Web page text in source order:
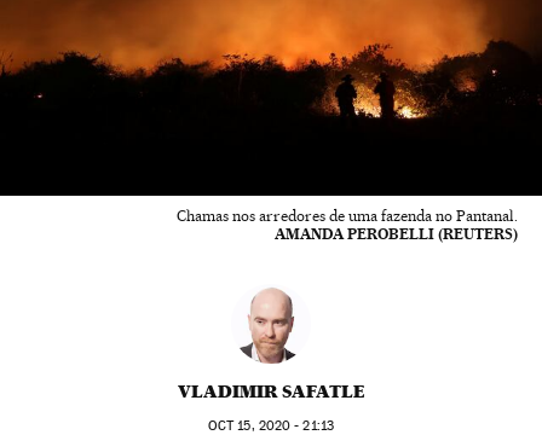
Chamas nos arredores de uma fazenda no Pantanal.
AMANDA PEROBELLI (REUTERS)
VLADIMIR SAFATLE
OCT15, 2020 - 21:13